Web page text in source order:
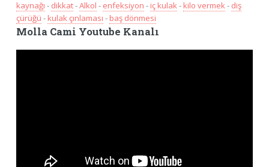
kaynağı - dikkat-Alkol - enfeksiyon -iç kulak-kilo vermek- diş
çürüğü -kulak çınlaması -baş dönmesi
Molla Cami Youtube Kanalı